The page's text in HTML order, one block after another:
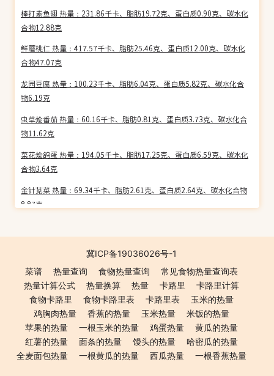
棒打素鱼翅 热量：231.86千卡、脂肪19.72克、蛋白质0.90克、碳水化
合物12.88克
鲜蘑桃仁 热量：417.57千卡、脂肪25.46克、蛋白质12.00克、碳水化
合物47.07克
龙园豆腐 热量：100.23千卡、脂肪6.04克、蛋白质5.82克、碳水化合
物6.19克
虫草烩番茄 热量：60.16千卡、脂肪0.81克、蛋白质3.73克、碳水化合
物11.62克
菜花烩鸽蛋 热量：194.05千卡、脂肪17.25克、蛋白质6.59克、碳水化
合物3.64克
金针苋菜 热量：69.34千卡、脂肪2.61克、蛋白质2.64克、碳水化合物
8.87克
2.00克
香糟豆腐 热量：122.15千卡、脂肪6.45克、蛋白质5.20克、碳水化合
物10.83克
熟烩虾仁 热量：69.23千卡、脂肪3.19克、蛋白质8.33克、碳水化合物
1.96克
海参酥丸 热量：91.46千卡、脂肪7.86克、蛋白质3.34克、碳水化合物
1.81克
冀ICP备19036026号-1
菜谱
热量查询 食物热量查询
常见食物热量查询表
热量计算公式
热量换算 热量 卡路里
卡路里计算
食物卡路里
食物卡路里表 卡路里表
玉米的热量
鸡胸肉热量
香蕉的热量 玉米热量
米饭的热量
苹果的热量
一根玉米的热量 鸡蛋热量
黄瓜的热量
红薯的热量
面条的热量 馒头的热量
哈密瓜的热量
全麦面包热量
一根黄瓜的热量 西瓜热量 一根香蕉热量